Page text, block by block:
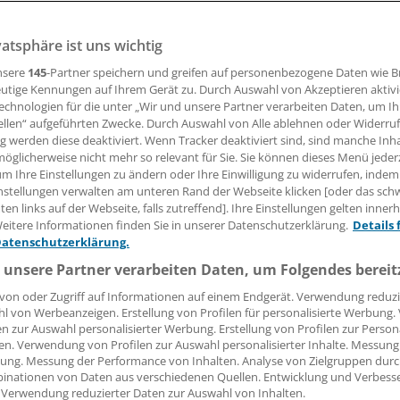
von über 20° Cobb im Wachstumsalter werden
versorgt. Eine Studie aus den USA bestätigt diese
06:43 Uhr
IWOA CITY.Eine US-Studie
progredienten Skoliose von
eine gute Option ist.
ist uns wichtig
145-Partner speichern und greifen auf personenbezogene Daten wie
Kennungen auf Ihrem Gerät zu. Durch Auswahl von Akzeptieren
für die unter „Wir und unsere Partner verarbeiten Daten, um
aufgeführten Zwecke. Durch Auswahl von Alle ablehnen oder
werden diese deaktiviert. Wenn Tracker deaktiviert sind, sind manche
nicht mehr so relevant für Sie. Sie können dieses Menü
Ihre Einstellungen zu ändern oder Ihre Einwilligung zu widerrufen, indem
verwalten am unteren Rand der Webseite klicken [oder das
links auf der Webseite, falls zutreffend]. Ihre Einstellungen gelten
Informationen finden Sie in unserer Datenschutzerklärung. Details
Partner verarbeiten Daten, um Folgendes
oder Zugriff auf Informationen auf einem Endgerät. Verwendung
von Werbeanzeigen. Erstellung von Profilen für personalisierte
zur Auswahl personalisierter Werbung. Erstellung von Profilen zur
Verwendung von Profilen zur Auswahl personalisierter Inhalte.
Messung der Performance von Inhalten. Analyse von Zielgruppen
von Daten aus verschiedenen Quellen. Entwicklung und
reduzierter Daten zur Auswahl von Inhalten.